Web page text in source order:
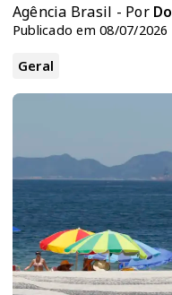
Agência Brasil - Por
Publicado em 08/07/2026
Geral